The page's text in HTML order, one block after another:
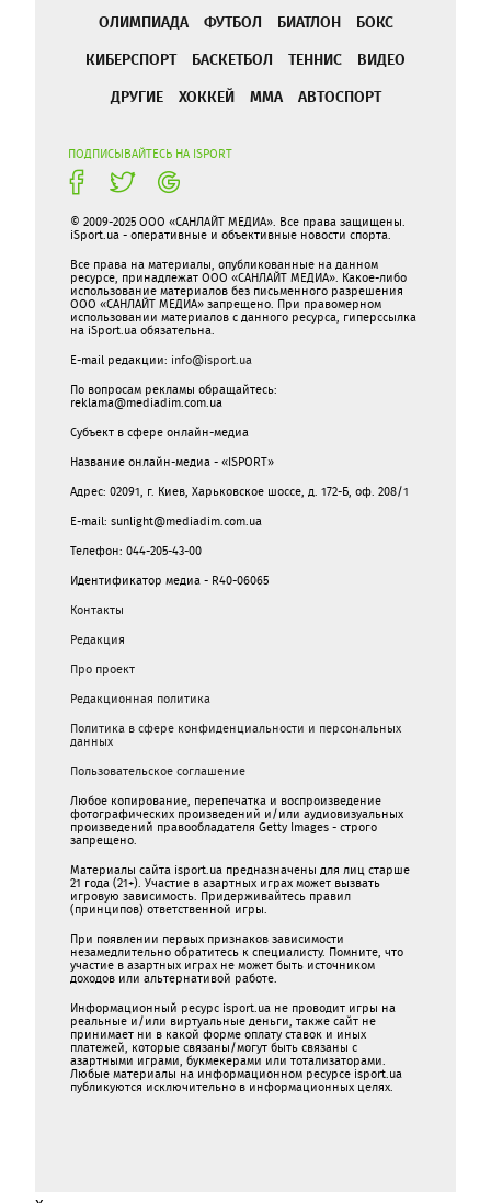
ОЛИМПИАДА ФУТБОЛ БИАТЛОН
БОКС
КИБЕРСПОРТ
БАСКЕТБОЛ ТЕННИС
ВИДЕО
ДРУГИЕ
ХОККЕЙ ММА АВТОСПОРТ
ПОДПИСЫВАЙТЕСЬ НА ISPORT
© 2009-2025 ООО «САНЛАЙТ МЕДИА». Все права защищены.
iSport.ua - оперативные и объективные новости спорта.
Все права на материалы, опубликованные на данном
ресурсе, принадлежат ООО «САНЛАЙТ МЕДИА». Какое-либо
использование материалов без письменного разрешения
ООО «САНЛАЙТ МЕДИА» запрещено. При правомерном
использовании материалов с данного ресурса, гиперссылка
на iSport.ua обязательна.
E-mail редакции: info@isport.ua
По вопросам рекламы обращайтесь:
reklama@mediadim.com.ua
Субъект в сфере онлайн-медиа
Название онлайн-медиа - «ISPORT»
Адрес: 02091, г. Киев, Харьковское шоссе, д. 172-Б, оф. 208/1
E-mail: sunlight@mediadim.com.ua
Телефон: 044-205-43-00
Идентификатор медиа - R40-06065
Контакты
Редакция
Про проект
Редакционная политика
Политика в сфере конфиденциальности и персональных
данных
Пользовательское соглашение
Любое копирование, перепечатка и воспроизведение
фотографических произведений и/или аудиовизуальных
произведений правообладателя Getty Images - строго
запрещено.
Материалы сайта isport.ua предназначены для лиц старше
21 года (21+). Участие в азартных играх может вызвать
игровую зависимость. Придерживайтесь правил
(принципов) ответственной игры.
При появлении первых признаков зависимости
незамедлительно обратитесь к специалисту. Помните, что
участие в азартных играх не может быть источником
доходов или альтернативой работе.
Информационный ресурс isport.ua не проводит игры на
реальные и/или виртуальные деньги, также сайт не
принимает ни в какой форме oплaту ставок и иных
платежей, которые связаны/могут быть связаны c
азартными игрaми, букмекерами или тотализаторами.
Любые материалы на информационном ресурсе isport.ua
публикуютcя исключительно в информационных целях.